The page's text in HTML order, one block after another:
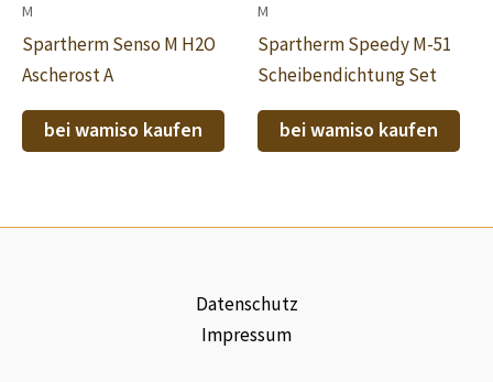
M
Spartherm Senso M H2O
Ascherost A
bei wamiso kaufen
M
Spartherm Speedy M-51
Scheibendichtung Set
bei wamiso kaufen
Datenschutz
Impressum